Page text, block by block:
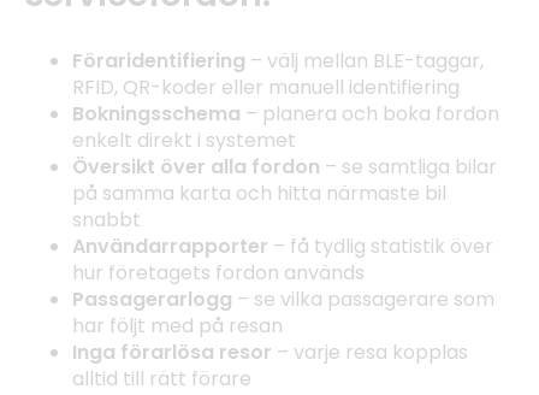
Föraridentifiering – välj mellan BLE-taggar,
RFID, QR-koder eller manuell identifiering
Bokningsschema – planera och boka fordon
enkelt direkt i systemet
Översikt över alla fordon – se samtliga bilar
på samma karta och hitta närmaste bil
snabbt
Användarrapporter – få tydlig statistik över
hur företagets fordon används
Passagerarlogg – se vilka passagerare som
har följt med på resan
Inga förarlösa resor – varje resa kopplas
alltid till rätt förare